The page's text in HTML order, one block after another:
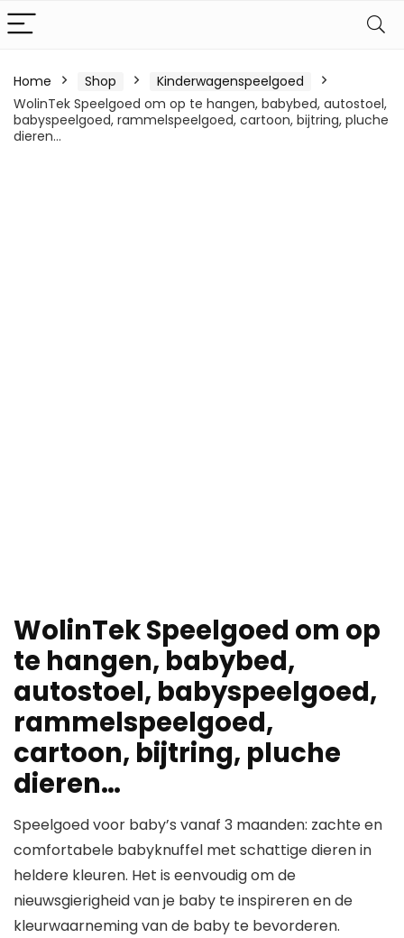
Home Shop
Kinderwagenspeelgoed
WolinTek Speelgoed om op te hangen, babybed, autostoel,
babyspeelgoed, rammelspeelgoed, cartoon, bijtring, pluche
dieren…
WolinTek Speelgoed om op
te hangen, babybed,
autostoel, babyspeelgoed,
rammelspeelgoed,
cartoon, bijtring, pluche
dieren…
Speelgoed voor baby’s vanaf 3 maanden: zachte en
comfortabele babyknuffel met schattige dieren in
heldere kleuren. Het is eenvoudig om de
nieuwsgierigheid van je baby te inspireren en de
kleurwaarneming van de baby te bevorderen.